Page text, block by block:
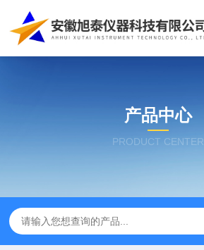
产品中心
PRODUCT CENTER